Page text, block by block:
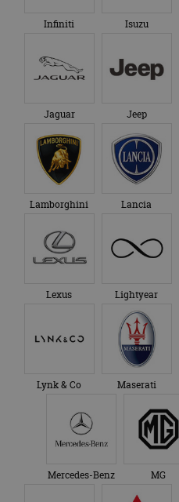
Infiniti Isuzu
Jaguar Jeep
Lamborghini Lancia
Lexus Lightyear
Lynk & Co Maserati
Mercedes-Benz MG